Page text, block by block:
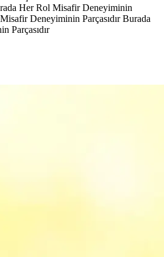
Her Rol Misafir Deneyiminin
Deneyiminin Parçasıdır Burada
Parçasıdır